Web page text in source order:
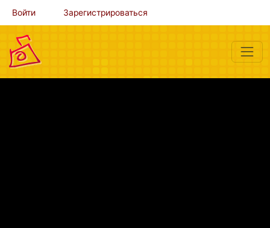
Войти Зарегистрироваться